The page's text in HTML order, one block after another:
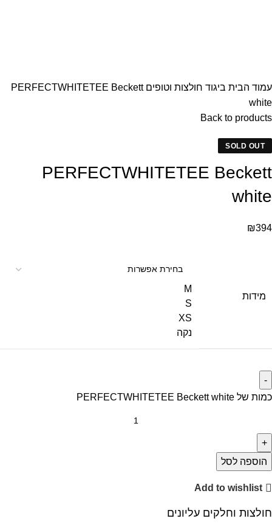
עמוד הבית ביגוד חולצות וטופיםPERFECTWHITETEE Beckett
white
Back to products
SOLD OUT
PERFECTWHITETEE Beckett
white
₪394
מידות
M
S
XS
נקה
כמות של PERFECTWHITETEE Beckett white
הוספה לסל
Add to wishlist
חולצות וחלקים עליונים